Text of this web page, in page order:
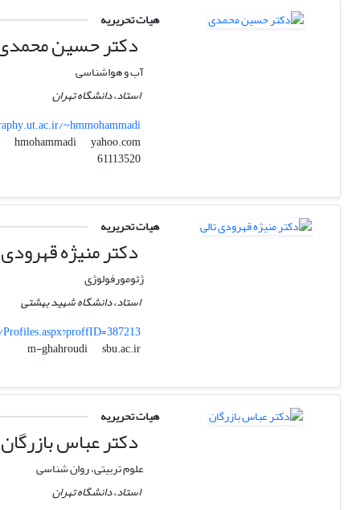
هیات تحریریه
دکتر حسین
آب و هواشناسی
استاد، دانشگاه تهران
~hmmohammadi
hmohammadi
yahoo.com
61113520
هیات تحریریه
دکتر منیژه
ژئومورفولوژی
استاد، دانشگاه شهید بهشتی
m-ghahroudi
sbu.ac.ir
هیات تحریریه
دکتر عباس بازرگان
علوم تربیتی، روان شناسی
استاد، دانشگاه تهران